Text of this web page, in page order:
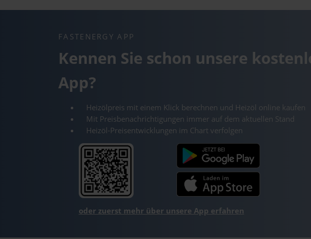
FASTENERGY APP
Kennen Sie schon unsere
App?
Heizölpreis mit einem Klick berechnen und Heizöl online kaufen
Mit Preisbenachrichtigungen immer auf dem aktuellen Stand
Heizöl-Preisentwicklungen im Chart verfolgen
oder zuerst mehr über unsere App erfahren